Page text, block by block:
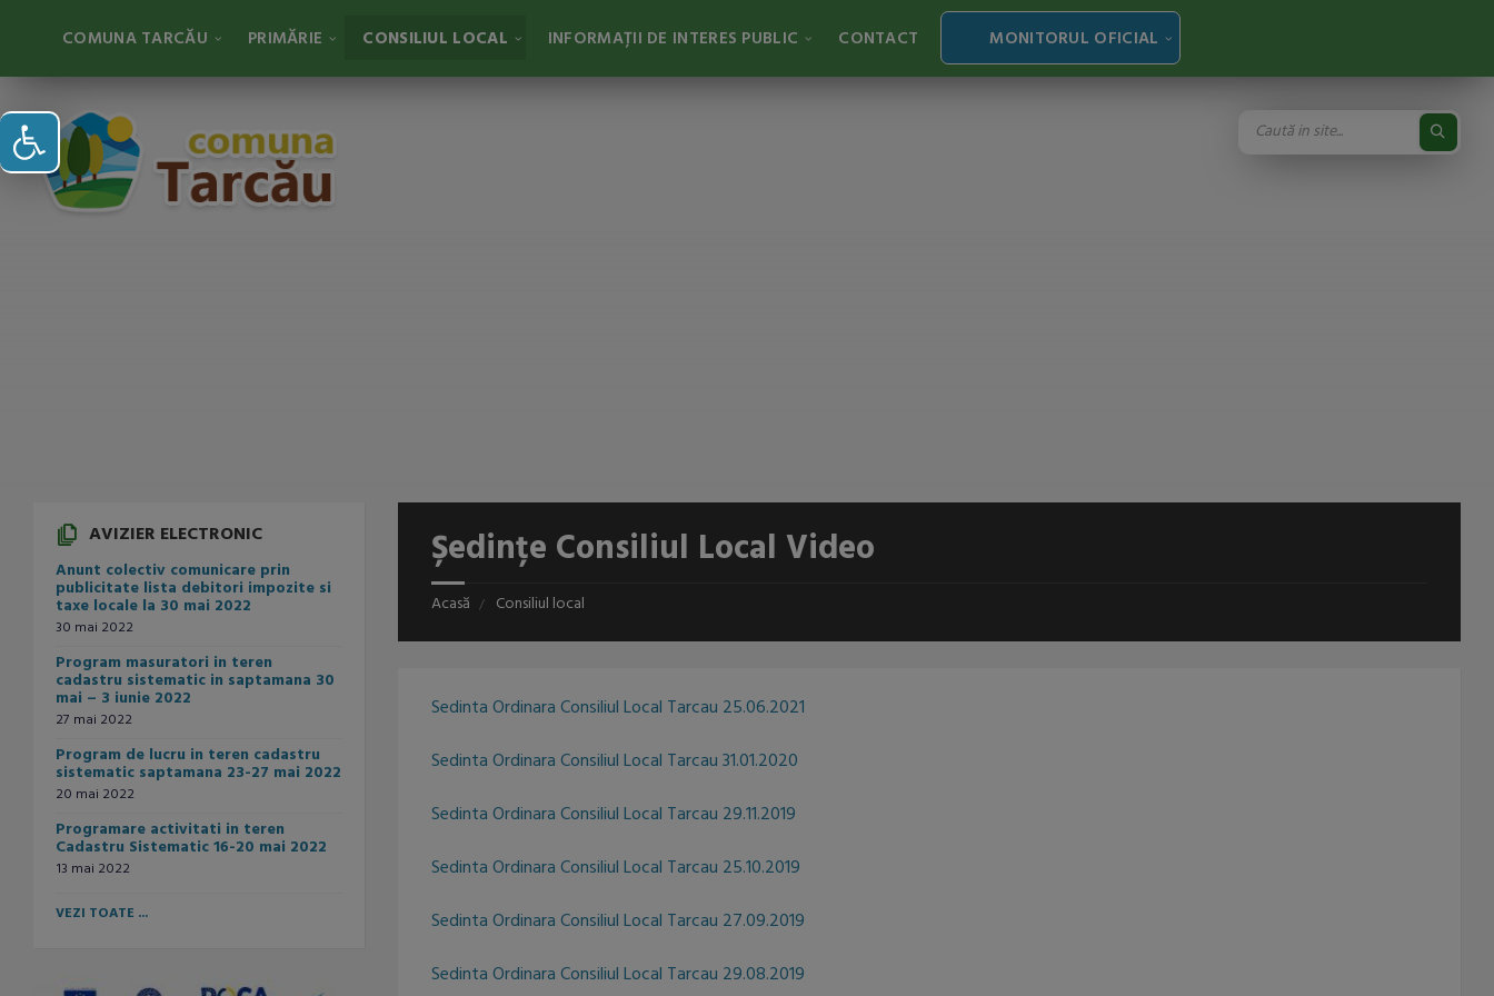
Deschide bara de unelte
COMUNA TARCĂU PRIMĂRIE CONSILIUL LOCAL INFORMAȚII DE INTERES PUBLIC CONTACT MONITORUL OFICIAL
Ședințe Consiliul Local Video
Acasă Consiliul local
Sedinta Ordinara Consiliul Local Tarcau 25.06.2021
Sedinta Ordinara Consiliul Local Tarcau 31.01.2020
Sedinta Ordinara Consiliul Local Tarcau 29.11.2019
Sedinta Ordinara Consiliul Local Tarcau 25.10.2019
Sedinta Ordinara Consiliul Local Tarcau 27.09.2019
Sedinta Ordinara Consiliul Local Tarcau 29.08.2019
AVIZIER ELECTRONIC
Anunt colectiv comunicare prin
publicitate lista debitori impozite si
taxe locale la 30 mai 2022
30 mai 2022
Program masuratori in teren
cadastru sistematic in saptamana 30
mai – 3 iunie 2022
27 mai 2022
Program de lucru in teren cadastru
sistematic saptamana 23-27 mai 2022
20 mai 2022
Programare activitati in teren
Cadastru Sistematic 16-20 mai 2022
13 mai 2022
VEZI TOATE ...